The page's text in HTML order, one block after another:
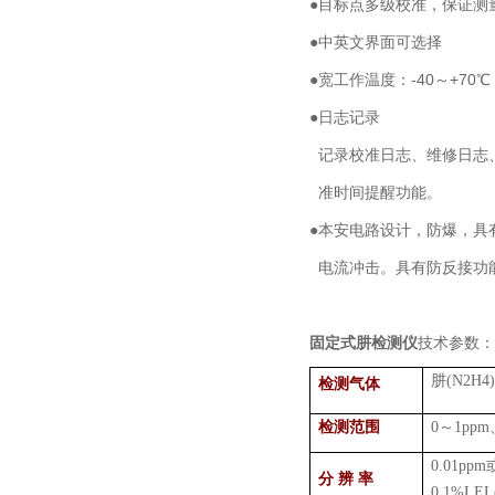
●目标点多级校准，保证测
●中英文界面可选择
●宽工作温度：-40～+70℃
●日志记录
记录校准日志、维修日
准时间提醒功能。
●本安电路设计，防爆，
电流冲击。具有防反接
固定式肼检测仪技术参数：
检测气体 肼(N2H4)
检测范围 0 ～ 1ppm
分 辨 率
0.01ppm